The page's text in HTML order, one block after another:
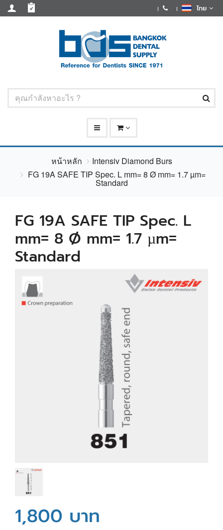
ไทย
หน้าหลัก
Intensiv Diamond Burs
FG 19A SAFE TIP Spec. L mm= 8 Ø mm= 1.7 µm=
Standard
FG 19A SAFE TIP Spec. L
mm= 8 Ø mm= 1.7 µm=
Standard
1,800 บาท